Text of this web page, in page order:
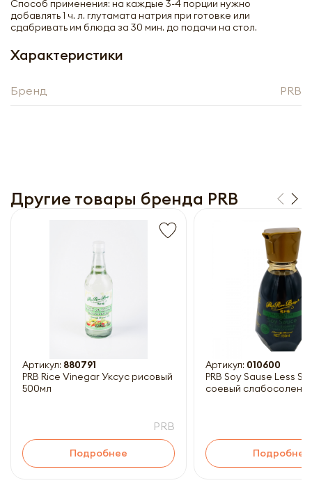
Способ применения: на каждые 3-4 порции нужно
добавлять 1 ч. л. глутамата натрия при готовке или
сдабривать им блюда за 30 мин. до подачи на стол.
Характеристики
Бренд PRB
Другие товары бренда PRB
Артикул: 880791
PRB Rice Vinegar Уксус рисовый
500мл
PRB
Подробнее
Артикул: 010600
PRB Soy Sause Less
соевый
Подробнее
Получить прайс-лист
Обязательны к заполнению